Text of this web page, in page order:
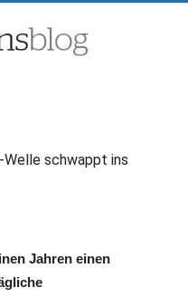
Welle schwappt ins
Jahren einen